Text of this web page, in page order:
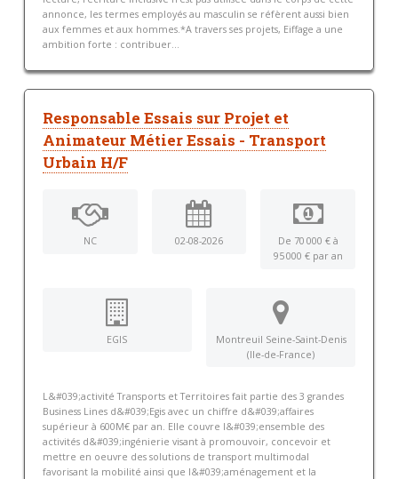
annonce, les termes employés au masculin se réfèrent aussi bien
aux femmes et aux hommes.*A travers ses projets, Eiffage a une
ambition forte : contribuer...
Responsable Essais sur Projet et
Animateur Métier Essais - Transport
Urbain H/F
NC 02-08-2026
De 70 000 € à
95 000 € par an
EGIS
Montreuil Seine-Saint-Denis
(Ile-de-France)
L&#039;activité Transports et Territoires fait partie des 3 grandes
Business Lines d&#039;Egis avec un chiffre d&#039;affaires
supérieur à 600M€ par an. Elle couvre l&#039;ensemble des
activités d&#039;ingénierie visant à promouvoir, concevoir et
mettre en oeuvre des solutions de transport multimodal
favorisant la mobilité ainsi que l&#039;aménagement et la